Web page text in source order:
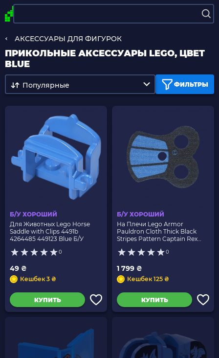
АКСЕССУАРЫ ДЛЯ ФИГУРОК
ПРИКОЛЬНЫЕ АКСЕССУАРЫ LEGO, ЦВЕТ
BLUE
ФИЛЬТРЫ
Популярные
Б/У ХОРОШИЙ
Для Животных Lego Horse
Saddle with Clips 4491b
4264485 449123 Blue Б/У
0
49 ₴
Кешбек 3 ₴
КУПИТЬ
Б/У ХОРОШИЙ
На Плечи Lego Armor
Pauldron Cloth Thick Black
Stripes Pattern Captain Rex
Blue Б/У
0
1 799 ₴
Кешбек 125 ₴
КУПИТЬ